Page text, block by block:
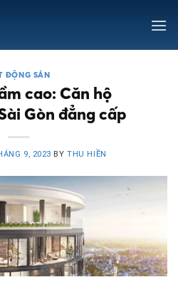
ĐỘNG SẢN
cao: Căn hộ
Gòn đẳng cấp
9, 2023 BYTHU HIỀN